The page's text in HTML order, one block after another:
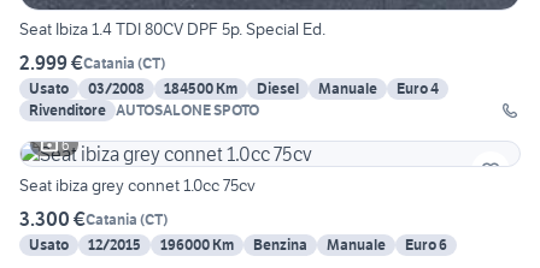
Seat Ibiza 1.4 TDI 80CV DPF 5p. Special Ed.
2.999 €Catania (CT)
Usato
03/2008 184500 Km Diesel Manuale
Euro 4
Rivenditore AUTOSALONE SPOTO
6
Seat ibiza grey connet 1.0cc 75cv
3.300 €Catania (CT)
Usato
12/2015 196000 Km Benzina Manuale
Euro 6